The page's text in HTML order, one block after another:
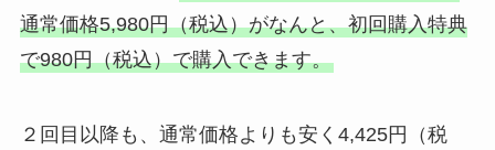
通常価格5,980円（税込）がなんと、初回購入特典
で980円（税込）で購入できます。
２回目以降も、通常価格よりも安く4,425円（税